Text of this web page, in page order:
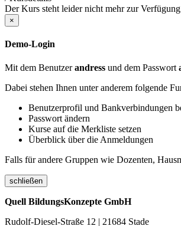
Der Kurs steht leider nicht mehr zur
×
Demo-Login
Mit dem Benutzerandress und dem Passwort
Dabei stehen Ihnen unter anderem folgende
Benutzerprofil und Bankverbindungen
Passwort ändern
Kurse auf die Merkliste setzen
Überblick über die Anmeldungen
Falls für andere Gruppen wie Dozenten,
schließen
Quell BildungsKonzepte GmbH
Rudolf-Diesel-Straße 12 | 21684 Stade